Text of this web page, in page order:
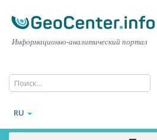
Информационно-аналитический портал
RU